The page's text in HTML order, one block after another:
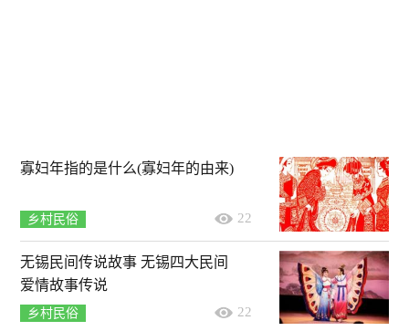
寡妇年指的是什么(寡妇年的由来)
乡村民俗 22
无锡民间传说故事 无锡四大民间
爱情故事传说
乡村民俗 22